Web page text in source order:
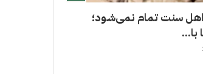
سنت تمام نمی‌شود؛